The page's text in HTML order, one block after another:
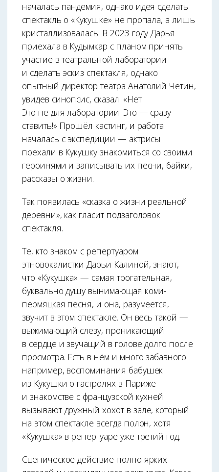
началась пандемия, однако идея сделать
спектакль о «Кукушке» не пропала, а лишь
кристаллизовалась. В 2023 году Дарья
приехала в Кудымкар с планом принять
участие в театральной лаборатории
и сделать эскиз спектакля, однако
опытный директор театра Анатолий Четин,
увидев синопсис, сказал: «Нет!
Это не для лаборатории! Это — сразу
ставить!» Прошёл кастинг, и работа
началась с экспедиции — актрисы
поехали в Кукушку знакомиться со своими
героинями и записывать их песни, байки,
рассказы о жизни.
Так появилась «сказка о жизни реальной
деревни», как гласит подзаголовок
спектакля.
Те, кто знаком с репертуаром
этновокалистки Дарьи Калиной, знают,
что «Кукушка» — самая трогательная,
буквально душу вынимающая коми-
пермяцкая песня, и она, разумеется,
звучит в этом спектакле. Он весь такой —
выжимающий слезу, проникающий
в сердце и звучащий в голове долго после
просмотра. Есть в нём и много забавного:
например, воспоминания бабушек
из Кукушки о гастролях в Париже
и знакомстве с французской кухней
вызывают дружный хохот в зале, который
на этом спектак­ле всегда полон, хотя
«Кукушка» в репертуаре уже третий год.
Сценическое действие полно ярких